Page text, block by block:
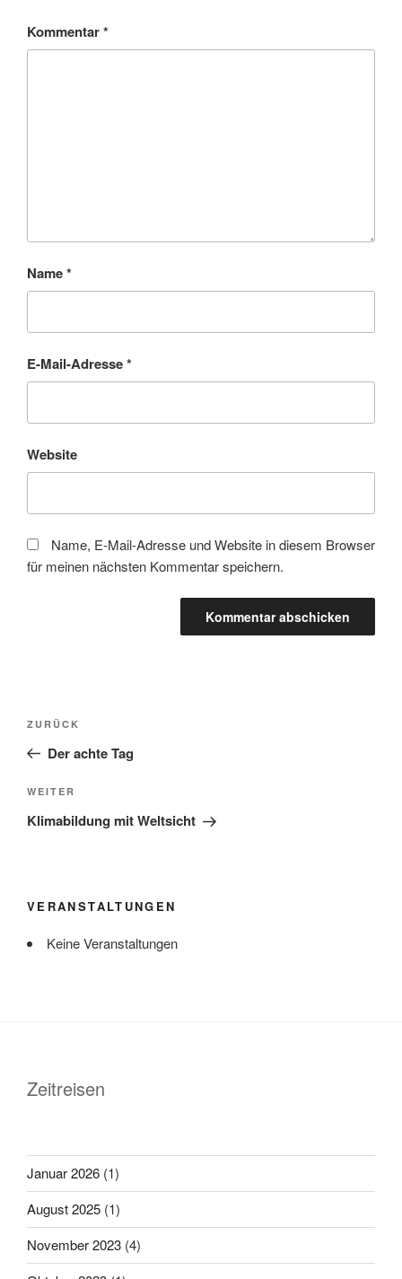
Kommentar*
Name*
E-Mail-Adresse*
Website
Name, E-Mail-Adresse und Website in diesem Browser
für meinen nächsten Kommentar speichern.
Beitragsnavigation
Vorheriger
Beitrag
ZURÜCK
Der achte Tag
Nächster
Beitrag
WEITER
Klimabildung mit Weltsicht
VERANSTALTUNGEN
Keine Veranstaltungen
Zeitreisen
Januar 2026 (1)
August 2025 (1)
November 2023 (4)